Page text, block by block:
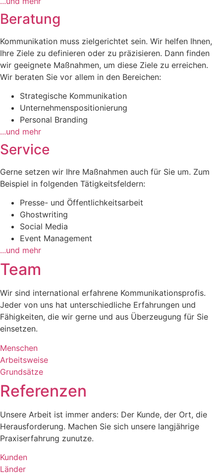
Beratung
Kommunikation muss zielgerichtet sein. Wir helfen Ihnen,
Ihre Ziele zu definieren oder zu präzisieren. Dann finden
wir geeignete Maßnahmen, um diese Ziele zu erreichen.
Wir beraten Sie vor allem in den Bereichen:
Strategische Kommunikation
Unternehmenspositionierung
Personal Branding
...und mehr
Service
Gerne setzen wir Ihre Maßnahmen auch für Sie um. Zum
Beispiel in folgenden Tätigkeitsfeldern:
Presse- und Öffentlichkeitsarbeit
Ghostwriting
Social Media
Event Management
...und mehr
Team
Wir sind international erfahrene Kommunikationsprofis.
Jeder von uns hat unterschiedliche Erfahrungen und
Fähigkeiten, die wir gerne und aus Überzeugung für Sie
einsetzen.
Menschen
Arbeitsweise
Grundsätze
Referenzen
Unsere Arbeit ist immer anders: Der Kunde, der Ort, die
Herausforderung. Machen Sie sich unsere langjährige
Praxiserfahrung zunutze.
Kunden
Länder